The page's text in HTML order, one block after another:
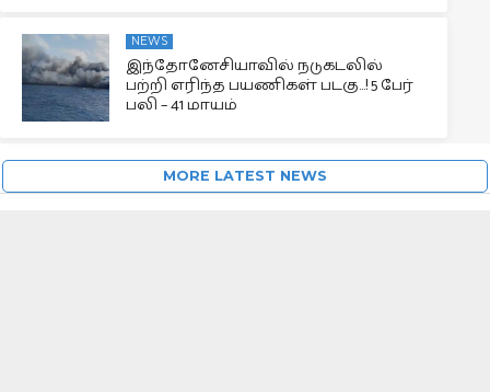
NEWS
இந்தோனேசியாவில் நடுகடலில்
பற்றி எரிந்த பயணிகள் படகு…! 5 பேர்
பலி – 41 மாயம்
MORE LATEST NEWS